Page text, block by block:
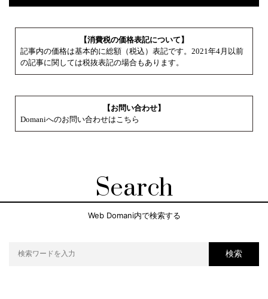
【消費税の価格表記について】
記事内の価格は基本的に総額（税込）表記です。2021年4月以前
の記事に関しては税抜表記の場合もあります。
【お問い合わせ】
Domaniへのお問い合わせはこちら
Search
Web Domani内で検索する
検索